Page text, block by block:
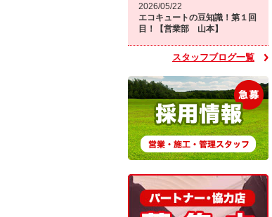
2026/05/22
エコキュートの豆知識！第１回
目！【営業部 山本】
スタッフブログ一覧